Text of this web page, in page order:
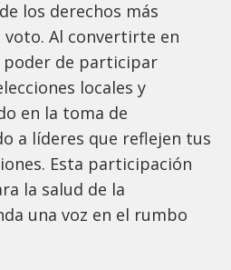
los derechos más
Al convertirte en
poder de participar
locales y
en la toma de
a líderes que reflejen tus
Esta participación
la salud de la
una voz en el rumbo